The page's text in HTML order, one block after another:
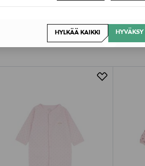
HYLKÄÄ KAIKKI